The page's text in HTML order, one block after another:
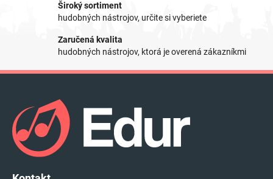
p
k
y
p
u
Široký sortiment
hudobných nástrojov, určite si vyberiete
Zaručená kvalita
hudobných nástrojov, ktorá je overená zákazníkmi